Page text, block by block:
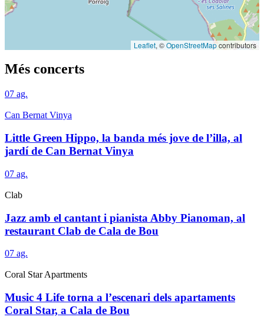
Leaflet, ©OpenStreetMapcontributors
Més concerts
07 ag.
Can Bernat Vinya
Little Green Hippo, la banda més jove de l’illa, al
jardí de Can Bernat Vinya
07 ag.
Clab
Jazz amb el cantant i pianista Abby Pianoman, al
restaurant Clab de Cala de Bou
07 ag.
Coral Star Apartments
Music 4 Life torna a l’escenari dels apartaments
Coral Star, a Cala de Bou